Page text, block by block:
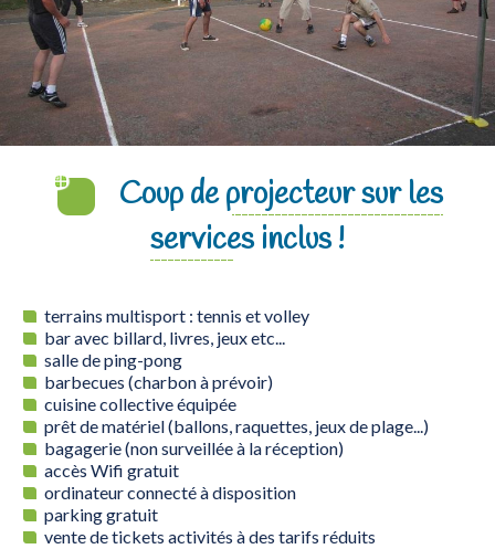
Coup de projecteur sur les
services inclus !
terrains multisport : tennis et volley
bar avec billard, livres, jeux etc...
salle de ping-pong
barbecues (charbon à prévoir)
cuisine collective équipée
prêt de matériel (ballons, raquettes, jeux de plage...)
bagagerie (non surveillée à la réception)
accès Wifi gratuit
ordinateur connecté à disposition
parking gratuit
vente de tickets activités à des tarifs réduits